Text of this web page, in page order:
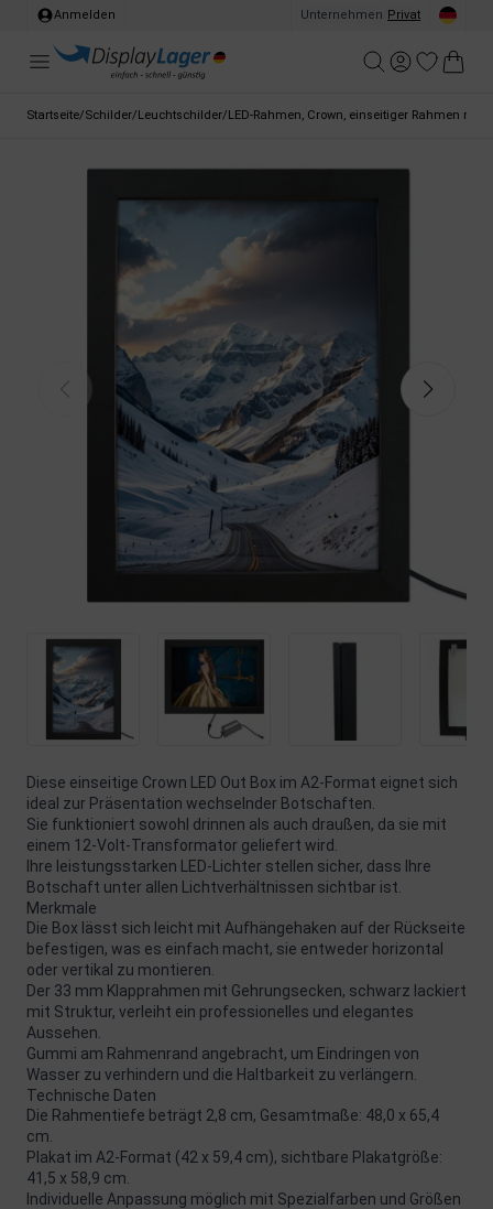
Anmelden Unternehmen Privat
Startseite/Schilder/Leuchtschilder/LED-Rahmen, Crown, einseitiger Rahmen mit
Diese einseitige Crown LED Out Box im A2-Format eignet sich
ideal zur Präsentation wechselnder Botschaften.
Sie funktioniert sowohl drinnen als auch draußen, da sie mit
einem 12-Volt-Transformator geliefert wird.
Ihre leistungsstarken LED-Lichter stellen sicher, dass Ihre
Botschaft unter allen Lichtverhältnissen sichtbar ist.
Merkmale
Die Box lässt sich leicht mit Aufhängehaken auf der Rückseite
befestigen, was es einfach macht, sie entweder horizontal
oder vertikal zu montieren.
Der 33 mm Klapprahmen mit Gehrungsecken, schwarz lackiert
mit Struktur, verleiht ein professionelles und elegantes
Aussehen.
Gummi am Rahmenrand angebracht, um Eindringen von
Wasser zu verhindern und die Haltbarkeit zu verlängern.
Technische Daten
Die Rahmentiefe beträgt 2,8 cm, Gesamtmaße: 48,0 x 65,4
cm.
Plakat im A2-Format (42 x 59,4 cm), sichtbare Plakatgröße:
41,5 x 58,9 cm.
Individuelle Anpassung möglich mit Spezialfarben und Größen